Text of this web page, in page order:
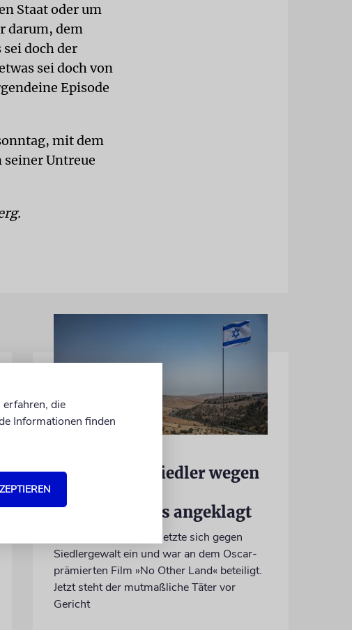
Staat oder um
darum, dem
doch der
sei doch von
Episode
mit dem
seiner Untreue
Israelischer Siedler wegen
Palästinensers angeklagt
Der getötete Aktivist setzte sich gegen
Siedlergewalt ein und war an dem Oscar-
prämierten Film »No Other Land« beteiligt.
Jetzt steht der mutmaßliche Täter vor
Gericht
die
Informationen finden